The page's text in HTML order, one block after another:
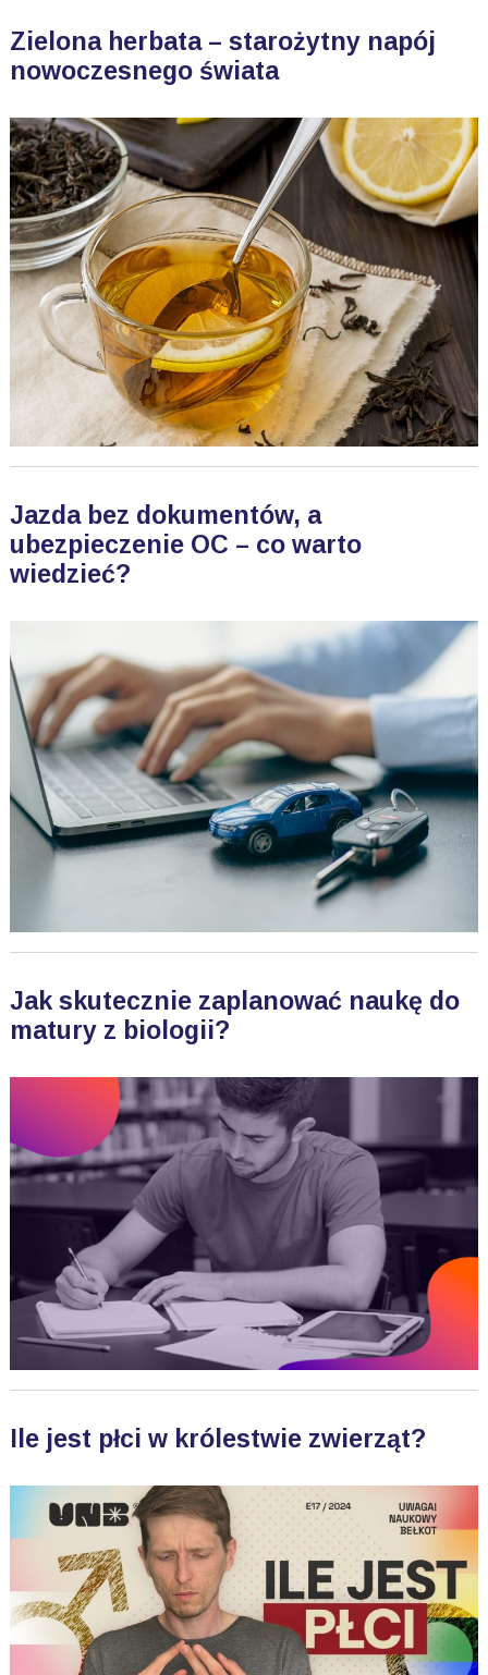
Zielona herbata – starożytny napój
nowoczesnego świata
Jazda bez dokumentów, a
ubezpieczenie OC – co warto
wiedzieć?
Jak skutecznie zaplanować naukę do
matury z biologii?
Ile jest płci w królestwie zwierząt?